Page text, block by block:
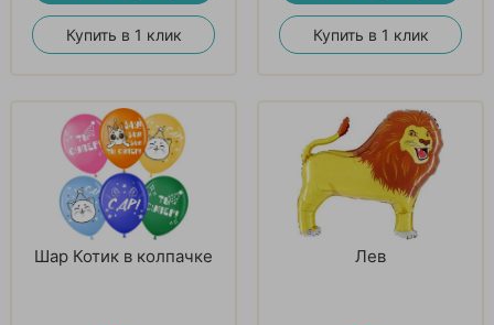
Купить в 1 клик Купить в 1 клик
Шар Котик в колпачке Лев